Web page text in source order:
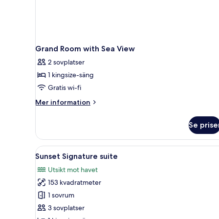
Grand Room with Sea View
2 sovplatser
1 kingsize-säng
Gratis wi-fi
Mer information
Mer
Room
with
Sea
Se
Öppna
alla
foton
för
Sunset
Signature
En modern balkong med
16
Sunset Signature suite
Utsikt mot havet
153 kvadratmeter
1 sovrum
3 sovplatser